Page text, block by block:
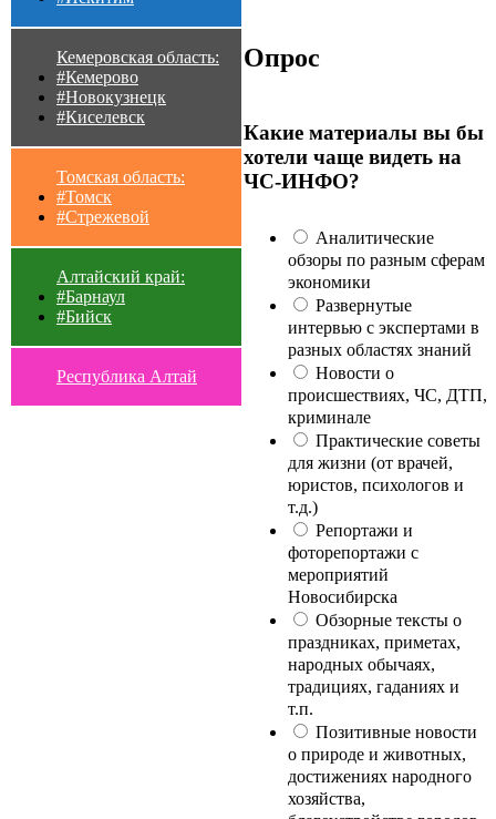
Кемеровская область:
#Кемерово
#Новокузнецк
#Киселевск
Томская область:
#Томск
#Стрежевой
Алтайский край:
#Барнаул
#Бийск
Республика Алтай
Опрос
Какие материалы вы бы
хотели чаще видеть на
ЧС-ИНФО?
Аналитические
обзоры по разным сферам
экономики
Развернутые
интервью с экспертами в
разных областях знаний
Новости о
происшествиях, ЧС, ДТП,
криминале
Практические советы
для жизни (от врачей,
юристов, психологов и
т.д.)
Репортажи и
фоторепортажи с
мероприятий
Новосибирска
Обзорные тексты о
праздниках, приметах,
народных обычаях,
традициях, гаданиях и
т.п.
Позитивные новости
о природе и животных,
достижениях народного
хозяйства,